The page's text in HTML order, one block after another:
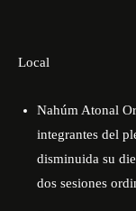
Local
Nahúm Atonal
integrantes del
disminuida su
dos sesiones